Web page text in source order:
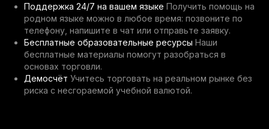
Поддержка 24/7 на вашем языке Получить помощь на
родном языке можно в любое время: позвоните по
телефону, напишите в чат или отправьте заявку.
Бесплатные образовательные ресурсы Наши
бесплатные материалы помогут разобраться в
основах торговли.
Демосчёт Учитесь торговать на реальном рынке без
риска с несгораемой учебной валютой.